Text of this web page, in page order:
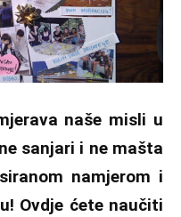
naše misli u
sanjari i ne mašta
namjerom i
Ovdje ćete naučiti